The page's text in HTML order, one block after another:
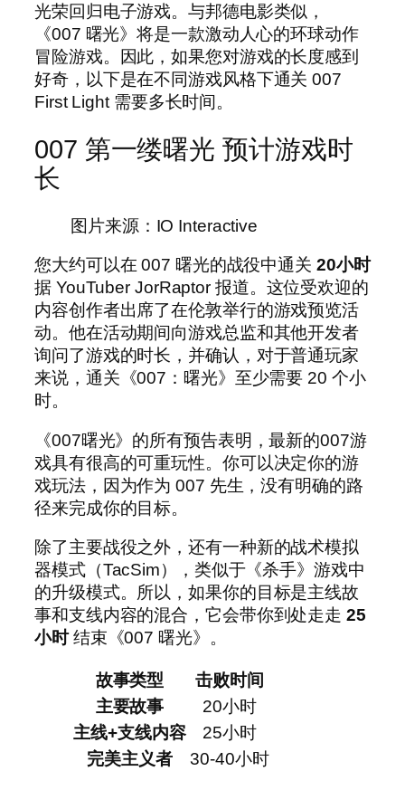
光荣回归电子游戏。与邦德电影类似，
《007 曙光》将是一款激动人心的环球动作
冒险游戏。因此，如果您对游戏的长度感到
好奇，以下是在不同游戏风格下通关 007
First Light 需要多长时间。
007 第一缕曙光 预计游戏时
长
图片来源：IO Interactive
您大约可以在 007 曙光的战役中通关 20小时
据 YouTuber JorRaptor 报道。这位受欢迎的
内容创作者出席了在伦敦举行的游戏预览活
动。他在活动期间向游戏总监和其他开发者
询问了游戏的时长，并确认，对于普通玩家
来说，通关《007：曙光》至少需要 20 个小
时。
《007曙光》的所有预告表明，最新的007游
戏具有很高的可重玩性。你可以决定你的游
戏玩法，因为作为 007 先生，没有明确的路
径来完成你的目标。
除了主要战役之外，还有一种新的战术模拟
器模式（TacSim），类似于《杀手》游戏中
的升级模式。所以，如果你的目标是主线故
事和支线内容的混合，它会带你到处走走25
小时结束《007 曙光》。
故事类型
击败时间
主要故事
20小时
主线+支线内容
25小时
完美主义者
30-40小时